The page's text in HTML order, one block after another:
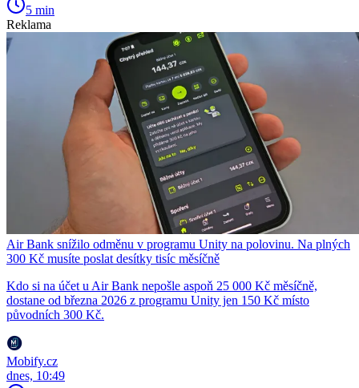
5 min
Reklama
Air Bank snížilo odměnu v programu Unity na polovinu. Na plných
300 Kč musíte poslat desítky tisíc měsíčně
Kdo si na účet u Air Bank nepošle aspoň 25 000 Kč měsíčně,
dostane od března 2026 z programu Unity jen 150 Kč místo
původních 300 Kč.
Mobify.cz
dnes, 10:49